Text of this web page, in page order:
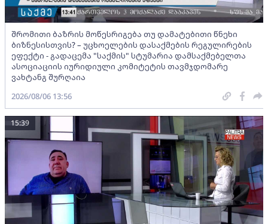
შრომითი ბაზრის მოწესრიგება თუ დამატებითი წნეხი
ბიზნესისთვის? – უცხოელების დასაქმების რეგულირების
ეფექტი - გადაცემა "საქმის" სტუმარია დამსაქმებელთა
ასოციაციის იურიდიული კომიტეტის თავმჯდომარე
ვახტანგ შურღაია
2026/08/06 13:56
15:39